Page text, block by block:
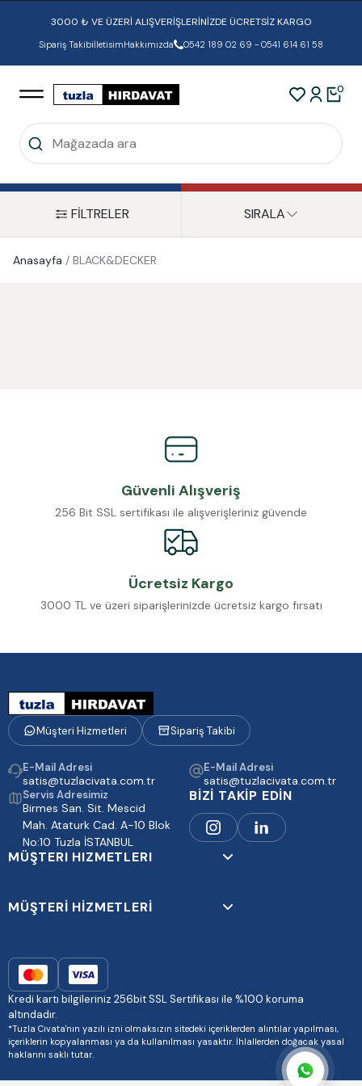
3000 ₺ VE ÜZERİ ALIŞVERİŞLERİNİZDE ÜCRETSİZ KARGO
Sipariş TakibiİletisimHakkımızda 0542 189 02 69 - 0541 614 61 58
0
FİLTRELER SIRALA
Anasayfa / BLACK&DECKER
Güvenli Alışveriş
256 Bit SSL sertifikası ile alışverişleriniz güvende
Ücretsiz Kargo
3000 TL ve üzeri siparişlerinizde ücretsiz kargo fırsatı
Müşteri Hizmetleri Sipariş Takibi
E-Mail Adresi
satis@tuzlacivata.com.tr
E-Mail Adresi
satis@tuzlacivata.com.tr
Servis Adresimiz
Birmes San. Sit. Mescid
Mah. Ataturk Cad. A-10 Blok
No:10 Tuzla İSTANBUL
BİZİ TAKİP EDİN
MÜŞTERI HIZMETLERI
MÜŞTERİ HİZMETLERİ
Kredi kartı bilgileriniz 256bit SSL Sertifikası ile %100 koruma
altındadır.
*Tuzla Cıvata'nın yazılı izni olmaksızın sitedeki içeriklerden alıntılar yapılması,
içeriklerin kopyalanması ya da kullanılması yasaktır. İhlallerden doğacak yasal
haklarını saklı tutar.